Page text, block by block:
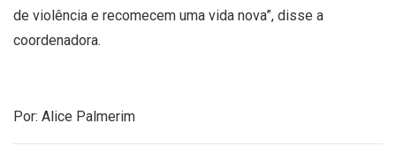
de violência e recomecem uma vida nova”, disse a
coordenadora.
Por: Alice Palmerim